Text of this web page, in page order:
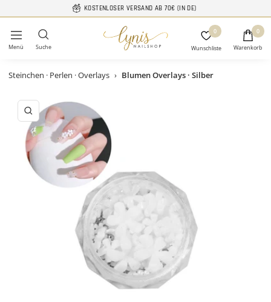
zum
Inhalt
KOSTENLOSER VERSAND AB 70€ (IN DE)
Navigation
Lynis-
Nailshop
0 0
Steinchen · Perlen · Overlays › Blumen Overlays · Silber
Zoom